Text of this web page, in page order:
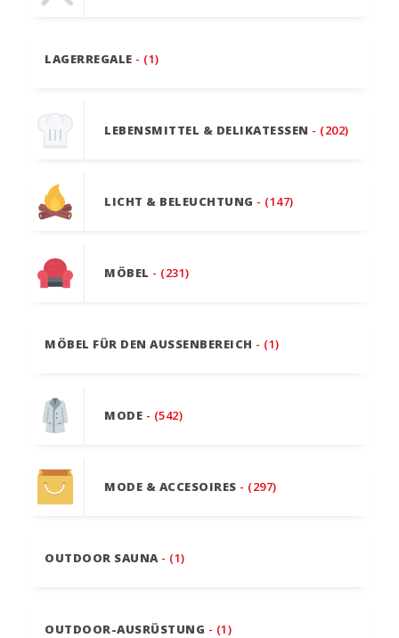
LAGERREGALE - (1)
LEBENSMITTEL & DELIKATESSEN - (202)
LICHT & BELEUCHTUNG - (147)
MÖBEL - (231)
MÖBEL FÜR DEN AUSSENBEREICH - (1)
MODE - (542)
MODE & ACCESOIRES - (297)
OUTDOOR SAUNA - (1)
OUTDOOR-AUSRÜSTUNG - (1)